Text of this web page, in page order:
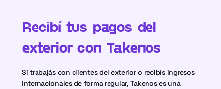
Recibí tus pagos del
exterior con Takenos
Si trabajás con clientes del exterior o recibís ingresos
internacionales de forma regular, Takenos es una